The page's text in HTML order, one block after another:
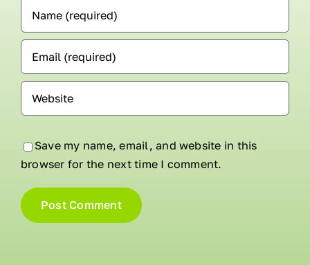
Save my name, email, and website in this
browser for the next time I comment.